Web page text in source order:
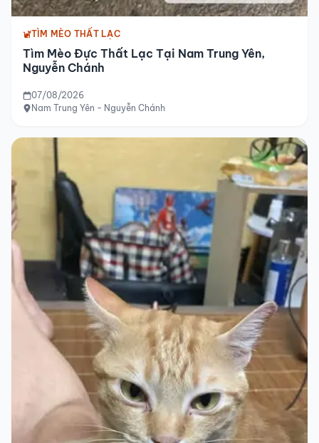
TÌM MÈO THẤT LẠC
Tìm Mèo Đực Thất Lạc Tại Nam Trung Yên,
Nguyễn Chánh
07/08/2026
Nam Trung Yên - Nguyễn Chánh